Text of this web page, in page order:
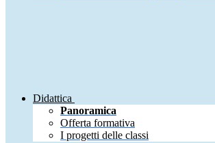
Didattica
Panoramica
Offerta formativa
I progetti delle classi